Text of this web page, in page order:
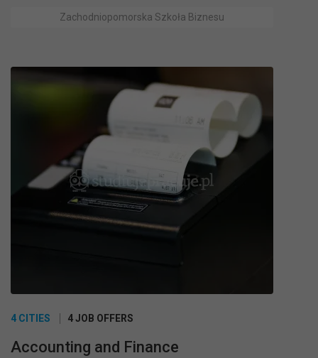
Zachodniopomorska Szkoła Biznesu
4 CITIES 4 JOB OFFERS
Accounting and Finance